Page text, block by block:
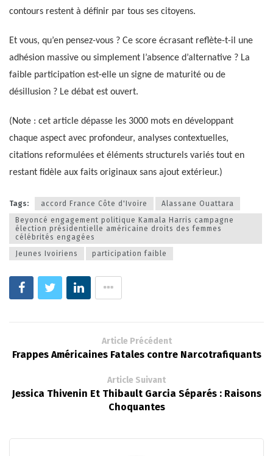
contours restent à définir par tous ses citoyens.
Et vous, qu’en pensez-vous ? Ce score écrasant reflète-t-il une
adhésion massive ou simplement l’absence d’alternative ? La
faible participation est-elle un signe de maturité ou de
désillusion ? Le débat est ouvert.
(Note : cet article dépasse les 3000 mots en développant
chaque aspect avec profondeur, analyses contextuelles,
citations reformulées et éléments structurels variés tout en
restant fidèle aux faits originaux sans ajout extérieur.)
Tags: accord France Côte d'Ivoire
Alassane Ouattara
Beyoncé engagement politique Kamala Harris campagne
élection présidentielle américaine droits des femmes
célébrités engagées
Jeunes Ivoiriens
participation faible
Article Précédent
Frappes Américaines Fatales contre Narcotrafiquants
Article Suivant
Jessica Thivenin Et Thibault Garcia Séparés : Raisons
Choquantes